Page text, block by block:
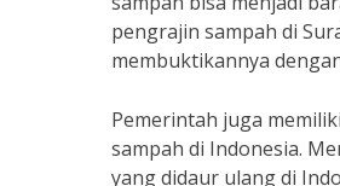
pengrajin sampah di
membuktikannya
Pemerintah juga
sampah di Indonesia.
yang didaur ulang di